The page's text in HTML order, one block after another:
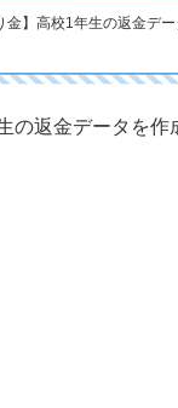
金】高校1年生の返金デ
の返金データを